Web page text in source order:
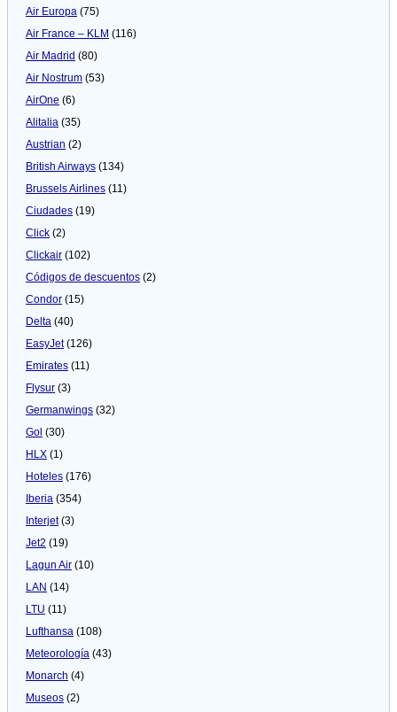
Air Europa (75)
Air France – KLM (116)
Air Madrid (80)
Air Nostrum (53)
AirOne (6)
Alitalia (35)
Austrian (2)
British Airways (134)
Brussels Airlines (11)
Ciudades (19)
Click (2)
Clickair (102)
Códigos de descuentos (2)
Condor (15)
Delta (40)
EasyJet(126)
Emirates (11)
Flysur (3)
Germanwings (32)
Gol (30)
HLX (1)
Hoteles (176)
Iberia (354)
Interjet(3)
Jet2 (19)
Lagun Air (10)
LAN (14)
LTU (11)
Lufthansa (108)
Meteorologí­a (43)
Monarch (4)
Museos (2)